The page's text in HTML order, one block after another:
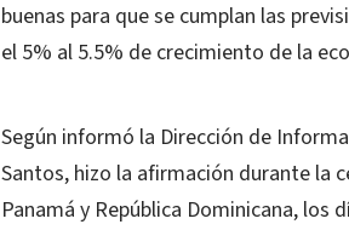
buenas para que se cumplan las
el 5% al 5.5% de crecimiento de la
Según informó la Dirección de
Santos, hizo la afirmación durante la
Panamá y República Dominicana, los